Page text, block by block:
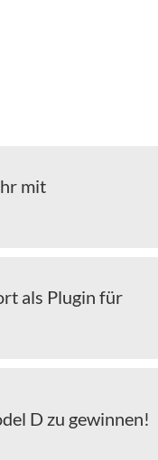
mit
als Plugin für
D zu gewinnen!